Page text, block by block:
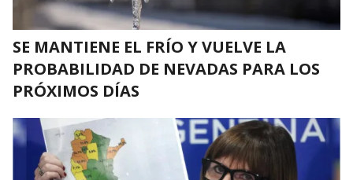
SE MANTIENE EL FRÍO Y VUELVE LA
PROBABILIDAD DE NEVADAS PARA LOS
PRÓXIMOS DÍAS